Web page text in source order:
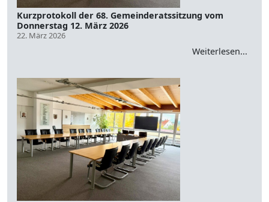
Kurzprotokoll der 68. Gemeinderatssitzung vom
Donnerstag 12. März 2026
22. März 2026
Weiterlesen...